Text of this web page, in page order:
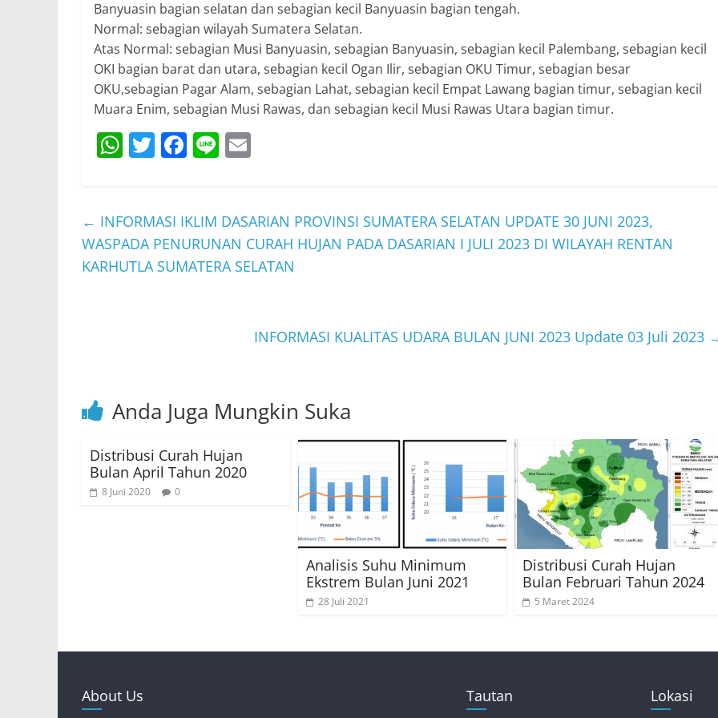
Banyuasin bagian selatan dan sebagian kecil Banyuasin bagian tengah.
Normal: sebagian wilayah Sumatera Selatan.
Atas Normal: sebagian Musi Banyuasin, sebagian Banyuasin, sebagian kecil Palembang, sebagian kecil
OKI bagian barat dan utara, sebagian kecil Ogan Ilir, sebagian OKU Timur, sebagian besar
OKU,sebagian Pagar Alam, sebagian Lahat, sebagian kecil Empat Lawang bagian timur, sebagian kecil
Muara Enim, sebagian Musi Rawas, dan sebagian kecil Musi Rawas Utara bagian timur.
W
s
A
p
T
er
F
e
b
o
Li
l
← INFORMASI IKLIM DASARIAN PROVINSI SUMATERA SELATAN UPDATE 30 JUNI 2023,
WASPADA PENURUNAN CURAH HUJAN PADA DASARIAN I JULI 2023 DI WILAYAH RENTAN
KARHUTLA SUMATERA SELATAN
INFORMASI KUALITAS UDARA BULAN JUNI 2023 Update 03 Juli 2023
Anda Juga Mungkin Suka
Distribusi Curah Hujan
Bulan April Tahun 2020
8 Juni 2020 0
Analisis Suhu Minimum
Ekstrem Bulan Juni 2021
28 Juli 2021
Distribusi Curah Hujan
Bulan Februari Tahun 2024
5 Maret 2024
About Us Tautan Lokasi